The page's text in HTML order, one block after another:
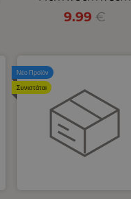
9.99 €
Νέο Προϊόν
Συνιστάται